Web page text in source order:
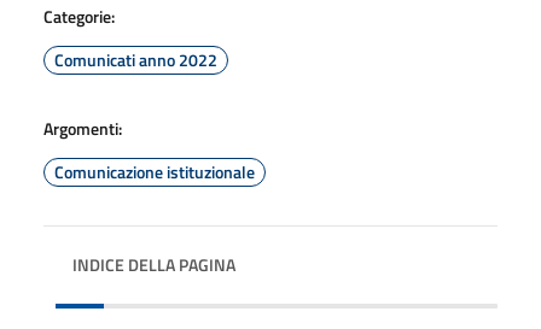
Categorie:
Comunicati anno 2022
Argomenti:
Comunicazione istituzionale
INDICE DELLA PAGINA